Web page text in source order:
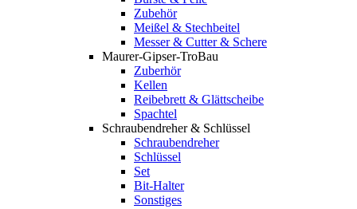
Zubehör
Meißel & Stechbeitel
Messer & Cutter & Schere
Maurer-Gipser-TroBau
Zuberhör
Kellen
Reibebrett & Glättscheibe
Spachtel
Schraubendreher & Schlüssel
Schraubendreher
Schlüssel
Set
Bit-Halter
Sonstiges